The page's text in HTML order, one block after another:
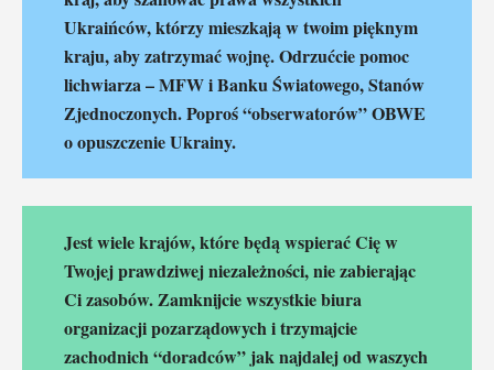
Ukraińców, którzy mieszkają w twoim pięknym
kraju, aby zatrzymać wojnę. Odrzućcie pomoc
lichwiarza – MFW i Banku Światowego, Stanów
Zjednoczonych. Poproś “obserwatorów” OBWE
o opuszczenie Ukrainy.
Jest wiele krajów, które będą wspierać Cię w
Twojej prawdziwej niezależności, nie zabierając
Ci zasobów. Zamknijcie wszystkie biura
organizacji pozarządowych i trzymajcie
zachodnich “doradców” jak najdalej od waszych